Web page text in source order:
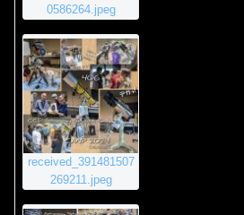
0586264.jpeg
received_391481507
269211.jpeg